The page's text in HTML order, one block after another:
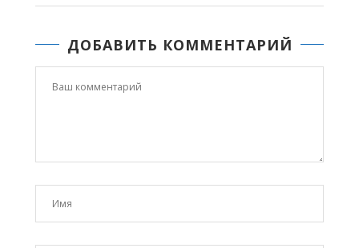
ДОБАВИТЬ КОММЕНТАРИЙ